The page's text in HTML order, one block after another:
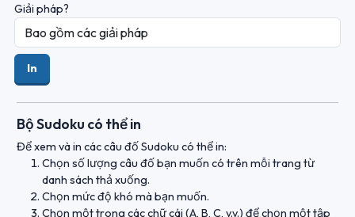
Giải pháp?
In
Bộ Sudoku có thể in
Để xem và in các câu đố Sudoku có thể in:
Chọn số lượng câu đố bạn muốn có trên mỗi trang từ
danh sách thả xuống.
Chọn mức độ khó mà bạn muốn.
Chọn một trong các chữ cái (A, B, C, v.v.) để chọn một tập